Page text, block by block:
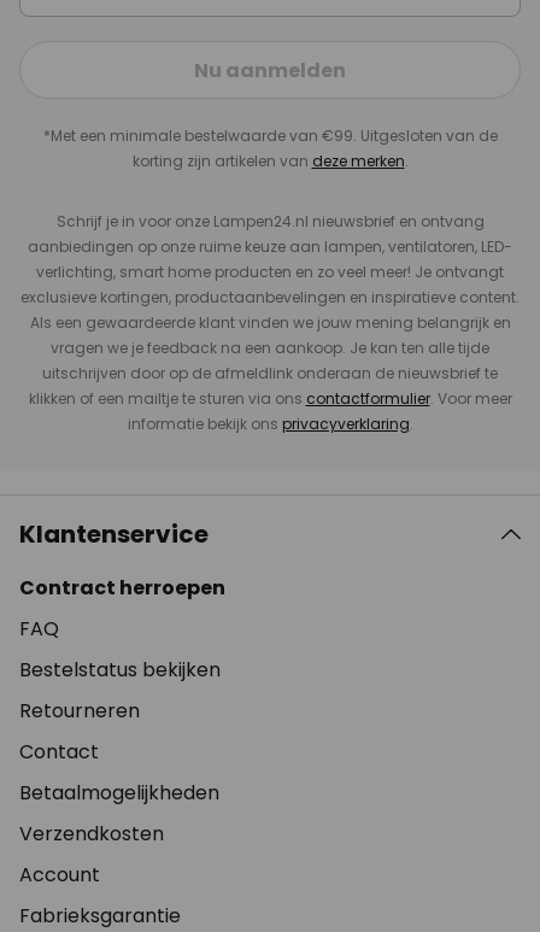
Nu aanmelden
*Met een minimale bestelwaarde van €99. Uitgesloten van de
korting zijn artikelen van deze merken.
Schrijf je in voor onze Lampen24.nl nieuwsbrief en ontvang
aanbiedingen op onze ruime keuze aan lampen, ventilatoren, LED-
verlichting, smart home producten en zo veel meer! Je ontvangt
exclusieve kortingen, productaanbevelingen en inspiratieve content.
Als een gewaardeerde klant vinden we jouw mening belangrijk en
vragen we je feedback na een aankoop. Je kan ten alle tijde
uitschrijven door op de afmeldlink onderaan de nieuwsbrief te
klikken of een mailtje te sturen via ons contactformulier. Voor meer
informatie bekijk ons privacyverklaring.
Klantenservice
Contract herroepen
FAQ
Bestelstatus bekijken
Retourneren
Contact
Betaalmogelijkheden
Verzendkosten
Account
Fabrieksgarantie